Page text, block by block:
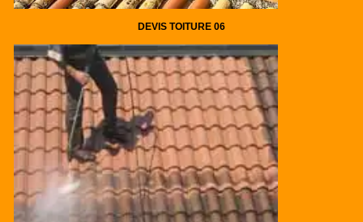
DEVIS TOITURE 06